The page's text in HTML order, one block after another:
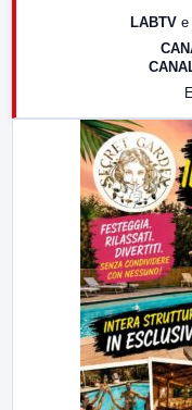
LABTV e